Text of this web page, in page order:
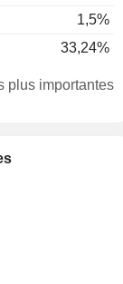
1,5%
33,24%
plus importantes